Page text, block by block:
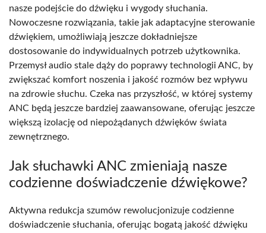
nasze podejście do dźwięku i wygody słuchania.
Nowoczesne rozwiązania, takie jak adaptacyjne sterowanie
dźwiękiem, umożliwiają jeszcze dokładniejsze
dostosowanie do indywidualnych potrzeb użytkownika.
Przemysł audio stale dąży do poprawy technologii ANC, by
zwiększać komfort noszenia i jakość rozmów bez wpływu
na zdrowie słuchu. Czeka nas przyszłość, w której systemy
ANC będą jeszcze bardziej zaawansowane, oferując jeszcze
większą izolację od niepożądanych dźwięków świata
zewnętrznego.
Jak słuchawki ANC zmieniają nasze
codzienne doświadczenie dźwiękowe?
Aktywna redukcja szumów rewolucjonizuje codzienne
doświadczenie słuchania, oferując bogatą jakość dźwięku